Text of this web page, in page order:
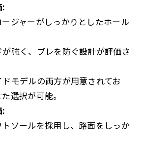
:
ジャーがしっかりとしたホール
強く、ブレを防ぐ設計が評価さ
モデルの両方が用意されてお
選択が可能。
:
ソールを採用し、路面をしっか